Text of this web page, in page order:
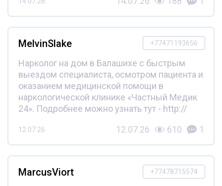
+77471193656
MelvinSlake
Нарколог на дом в Балашихе с быстрым
выездом специалиста, осмотром пациента и
оказанием медицинской помощи в
наркологической клинике «Частный Медик
24». Подробнее можно узнать тут - http://
12.07.26 12.07.26 610 1
+77478715574
MarcusViort